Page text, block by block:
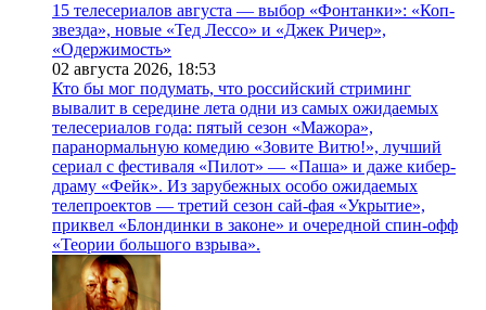
15 телесериалов августа — выбор «Фонтанки»: «Коп-
звезда», новые «Тед Лессо» и «Джек Ричер»,
«Одержимость»
02 августа 2026, 18:53
Кто бы мог подумать, что российский стриминг
вывалит в середине лета одни из самых ожидаемых
телесериалов года: пятый сезон «Мажора»,
паранормальную комедию «Зовите Витю!», лучший
сериал с фестиваля «Пилот» — «Паша» и даже кибер-
драму «Фейк». Из зарубежных особо ожидаемых
телепроектов — третий сезон сай-фая «Укрытие»,
приквел «Блондинки в законе» и очередной спин-офф
«Теории большого взрыва».